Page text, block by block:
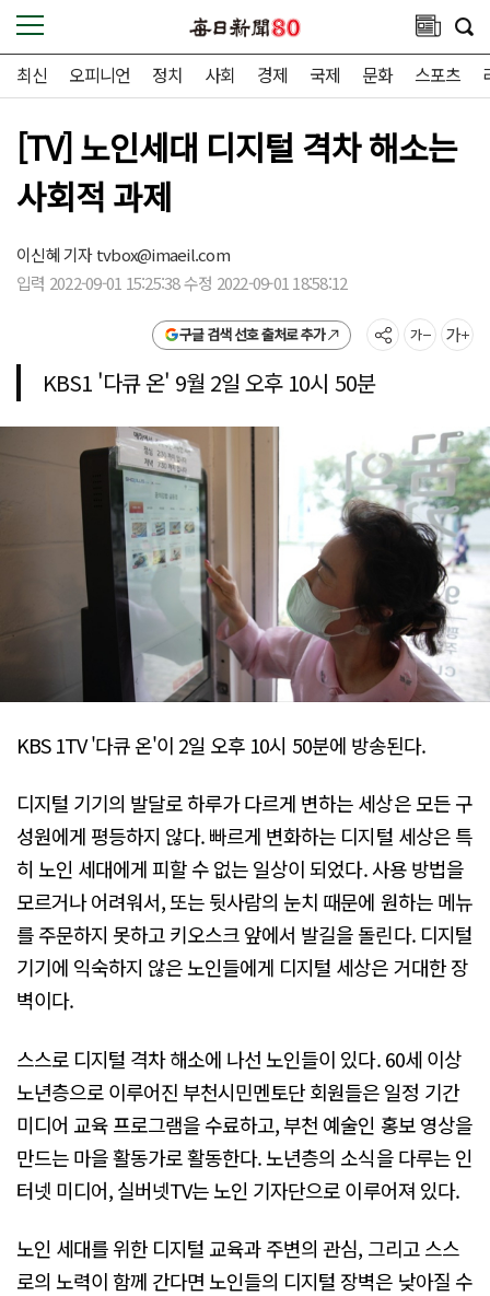
최신 오피니언 정치 사회 경제 국제 문화 스포츠
[TV] 노인세대 디지털 격차 해소는
사회적 과제
이신혜 기자tvbox@imaeil.com
입력 2022-09-01 15:25:38 수정 2022-09-01 18:58:12
구글 검색 선호 출처로 추가
KBS1 '다큐 온' 9월 2일 오후 10시 50분
KBS 1TV '다큐 온'이 2일 오후 10시 50분에 방송된다.
디지털 기기의 발달로 하루가 다르게 변하는 세상은 모든 구
성원에게 평등하지 않다. 빠르게 변화하는 디지털 세상은 특
히 노인 세대에게 피할 수 없는 일상이 되었다. 사용 방법을
모르거나 어려워서, 또는 뒷사람의 눈치 때문에 원하는 메뉴
를 주문하지 못하고 키오스크 앞에서 발길을 돌린다. 디지털
기기에 익숙하지 않은 노인들에게 디지털 세상은 거대한 장
벽이다.
스스로 디지털 격차 해소에 나선 노인들이 있다. 60세 이상
노년층으로 이루어진 부천시민멘토단 회원들은 일정 기간
미디어 교육 프로그램을 수료하고, 부천 예술인 홍보 영상을
만드는 마을 활동가로 활동한다. 노년층의 소식을 다루는 인
터넷 미디어, 실버넷TV는 노인 기자단으로 이루어져 있다.
노인 세대를 위한 디지털 교육과 주변의 관심, 그리고 스스
로의 노력이 함께 간다면 노인들의 디지털 장벽은 낮아질 수